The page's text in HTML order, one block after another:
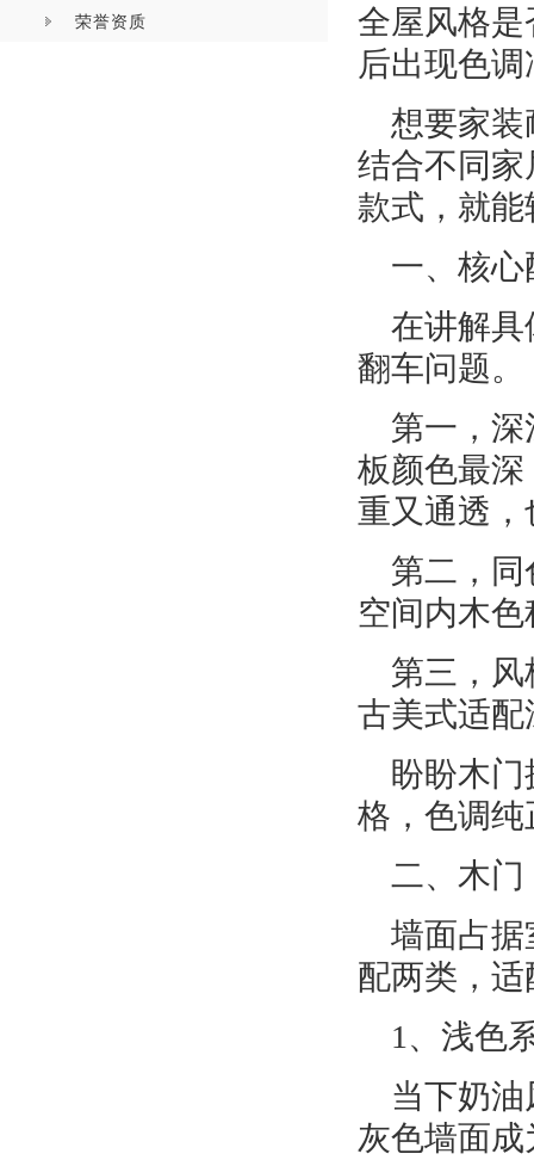
荣誉资质
全屋风格
后出现色
想要家装
结合不同
款式，就
一、核
在讲解具
翻车问题。
第一，深
板颜色最
重又通透
第二，
空间内木
第三，
古美式适
盼盼木
格，色调
二、木门
墙面占据
配两类，
1、浅色
当下奶
灰色墙面